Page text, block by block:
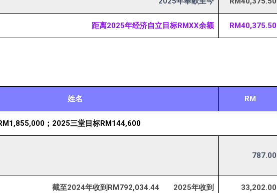
距离2025年经济自立目标RMXX余额 RM40,375.50
姓名 RM
；2025三堂目标RM144,600
787.00
截至2024年收到RM792,034.44 2025年收到 33,202.00